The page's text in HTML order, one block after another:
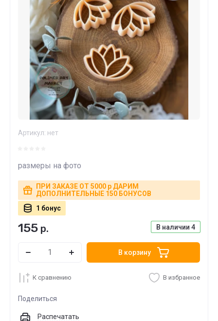
Артикул: нет
размеры на фото
ПРИ ЗАКАЗЕ ОТ 5000 р ДАРИМ
ДОПОЛНИТЕЛЬНЫЕ 150 БОНУСОВ
1 бонус
В наличии 4
155 р.
В корзину
К сравнению В избранное
Поделиться
Распечатать